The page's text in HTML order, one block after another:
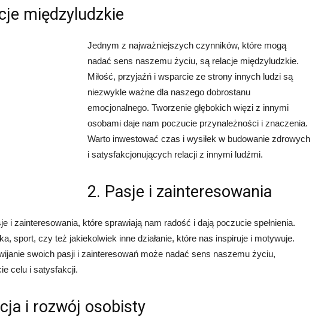
międzyludzkie
Jednym z najważniejszych czynników, które mogą
nadać sens naszemu życiu, są relacje międzyludzkie.
Miłość, przyjaźń i wsparcie ze strony innych ludzi są
niezwykle ważne dla naszego dobrostanu
emocjonalnego. Tworzenie głębokich więzi z innymi
osobami daje nam poczucie przynależności i znaczenia.
Warto inwestować czas i wysiłek w budowanie zdrowych
i satysfakcjonujących relacji z innymi ludźmi.
2. Pasje i zainteresowania
i zainteresowania, które sprawiają nam radość i dają poczucie spełnienia.
sport, czy też jakiekolwiek inne działanie, które nas inspiruje i motywuje.
swoich pasji i zainteresowań może nadać sens naszemu życiu,
celu i satysfakcji.
i rozwój osobisty